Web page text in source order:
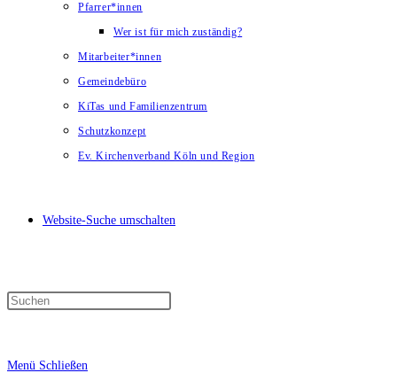
Pfarrer*innen
Wer ist für mich zuständig?
Mitarbeiter*innen
Gemeindebüro
KiTas und Familienzentrum
Schutzkonzept
Ev. Kirchenverband Köln und Region
Website-Suche umschalten
Menü Schließen